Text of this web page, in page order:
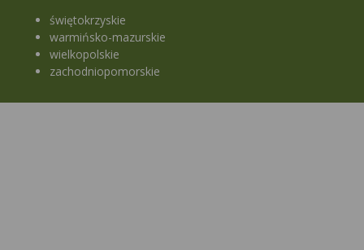
świętokrzyskie
warmińsko-mazurskie
wielkopolskie
zachodniopomorskie